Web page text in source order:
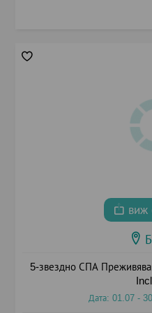
виж
5-звездно СПА
Дата: 01.07 -